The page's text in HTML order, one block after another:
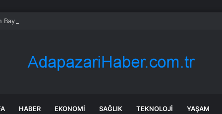
Bayram Trafik Uyarısı
HABER EKONOMI SAĞLIK TEKNOLOJI YAŞAM